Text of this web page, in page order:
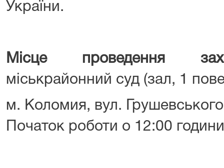
України.
Місце проведення
міськрайонний суд (зал, 1
м. Коломия, вул.
Початок роботи о 12:00